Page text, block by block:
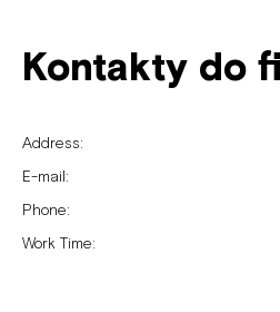
Kontakty do
Address:
E-mail:
Phone:
Work Time: